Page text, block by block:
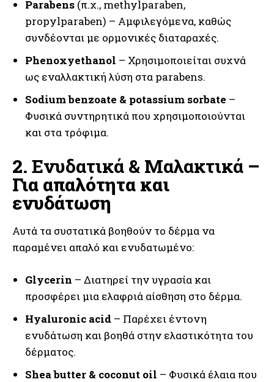
Parabens (π.χ., methylparaben,
propylparaben) – Αμφιλεγόμενα, καθώς
συνδέονται με ορμονικές διαταραχές.
Phenoxyethanol – Χρησιμοποιείται συχνά
ως εναλλακτική λύση στα parabens.
Sodium benzoate & potassium sorbate –
Φυσικά συντηρητικά που χρησιμοποιούνται
και στα τρόφιμα.
2. Ενυδατικά & Μαλακτικά –
Για απαλότητα και
ενυδάτωση
Αυτά τα συστατικά βοηθούν το δέρμα να
παραμένει απαλό και ενυδατωμένο:
Glycerin – Διατηρεί την υγρασία και
προσφέρει μια ελαφριά αίσθηση στο δέρμα.
Hyaluronic acid – Παρέχει έντονη
ενυδάτωση και βοηθά στην ελαστικότητα του
δέρματος.
Shea butter & coconut oil – Φυσικά έλαια που